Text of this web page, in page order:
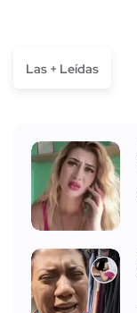
Las + Leídas